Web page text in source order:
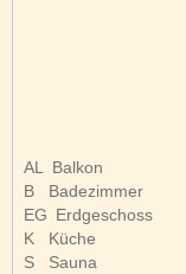
AL
Balkon
B
Badezimmer
EG Erdgeschoss
K
Küche
S
Sauna